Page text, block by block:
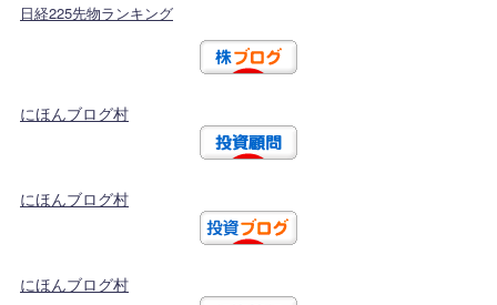
日経225先物ランキング
にほんブログ村
にほんブログ村
にほんブログ村